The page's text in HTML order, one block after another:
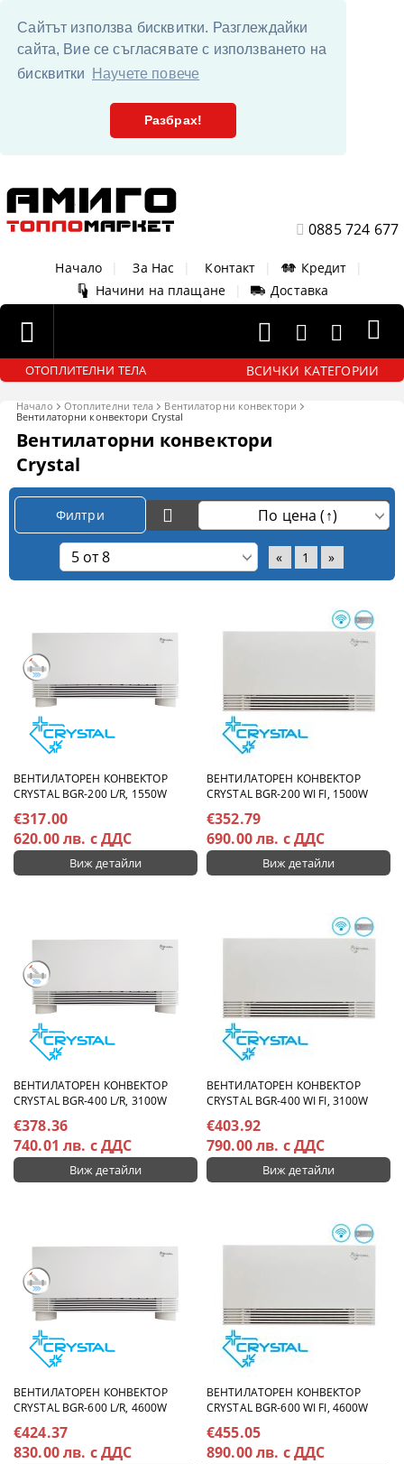
Сайтът използва бисквитки. Разглеждайки
сайта, Вие се съгласявате с използването на
бисквитки
Научете повече
Разбрах!
0885 724 677
Начало За Нас Контакт Кредит
Начини на плащане
Доставка
ОТОПЛИТЕЛНИ ТЕЛА ВСИЧКИ КАТЕГОРИИ
Начало Отоплителни тела
Вентилаторни конвектори
Вентилаторни конвектори Crystal
Вентилаторни конвектори
Crystal
Филтри
« 1 »
ВЕНТИЛАТОРЕН КОНВЕКТОР
CRYSTAL BGR-200 L/R, 1550W
€317.00
620.00 лв. с ДДС
Виж детайли
ВЕНТИЛАТОРЕН КОНВЕКТОР
CRYSTAL BGR-200 WI FI, 1500W
€352.79
690.00 лв. с ДДС
Виж детайли
ВЕНТИЛАТОРЕН КОНВЕКТОР
CRYSTAL BGR-400 L/R, 3100W
€378.36
740.01 лв. с ДДС
Виж детайли
ВЕНТИЛАТОРЕН КОНВЕКТОР
CRYSTAL BGR-400 WI FI, 3100W
€403.92
790.00 лв. с ДДС
Виж детайли
ВЕНТИЛАТОРЕН КОНВЕКТОР
CRYSTAL BGR-600 L/R, 4600W
€424.37
830.00 лв. с ДДС
ВЕНТИЛАТОРЕН КОНВЕКТОР
CRYSTAL BGR-600 WI FI, 4600W
€455.05
890.00 лв. с ДДС